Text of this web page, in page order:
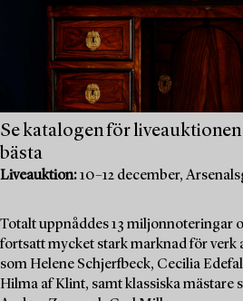
Se katalogen för liveauktionen
bästa
Liveauktion:10–12 december,
Totalt uppnåddes 13 miljonnoteringar
fortsatt mycket stark marknad för verk
som Helene Schjerfbeck, Cecilia
Hilma af Klint, samt klassiska mästare